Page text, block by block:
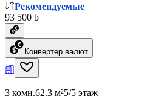
Рекомендуемые
93 500 ƃ
Конвертер валют
3 комн.62.3 м²5/5 этаж